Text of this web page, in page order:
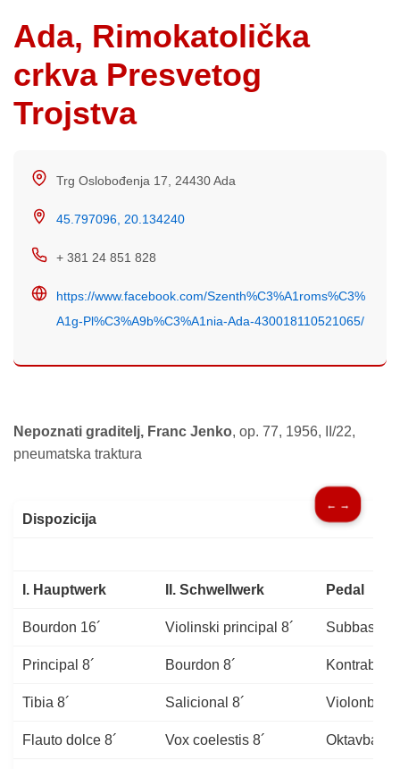
Ada, Rimokatolička
crkva Presvetog
Trojstva
Trg Oslobođenja 17, 24430 Ada
45.797096, 20.134240
+ 381 24 851 828
https://www.facebook.com/Szenth%C3%A1roms%C3%
A1g-Pl%C3%A9b%C3%A1nia-Ada-430018110521065/
Nepoznati graditelj, Franc Jenko, op. 77, 1956, II/22,
pneumatska traktura
← →
Dispozicija
I. Hauptwerk II. Schwellwerk Pedal
Bourdon 16´ Violinski principal 8´ Subbass
Principal 8´ Bourdon 8´ Kontrabass
Tibia 8´ Salicional 8´ Violonbass
Flauto dolce 8´ Vox coelestis 8´ Oktavbass